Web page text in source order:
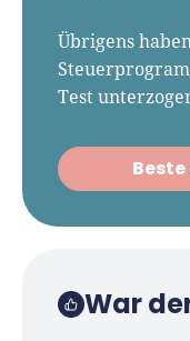
Übrigens
Test
War